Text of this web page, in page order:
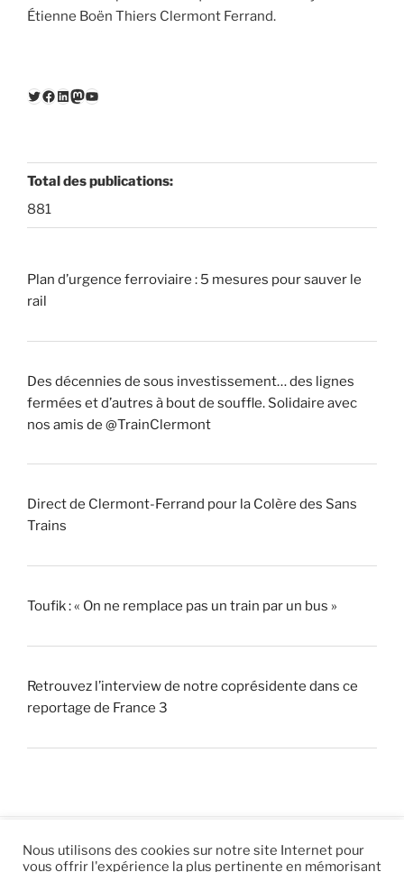
Étienne Boën Thiers Clermont Ferrand.
Twitter
Facebook
LinkedIn
Mastodon
YouTube
Total des publications:
881
Plan d’urgence ferroviaire : 5 mesures pour sauver le
rail
Des décennies de sous investissement… des lignes
fermées et d’autres à bout de souffle. Solidaire avec
nos amis de @TrainClermont
Direct de Clermont-Ferrand pour la Colère des Sans
Trains
Toufik : « On ne remplace pas un train par un bus »
Retrouvez l’interview de notre coprésidente dans ce
reportage de France 3
Nous utilisons des cookies sur notre site Internet pour
vous offrir l'expérience la plus pertinente en mémorisant